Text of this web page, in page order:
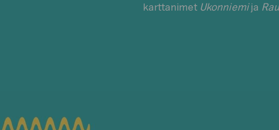
karttanimet Ukonniemija